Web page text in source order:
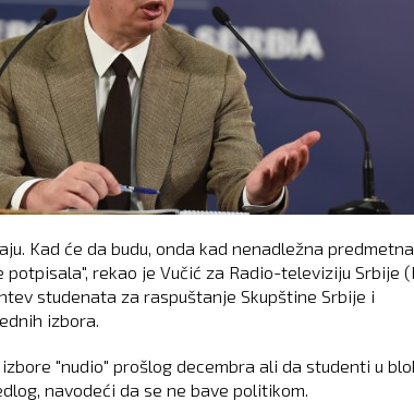
Kad će da budu, onda kad nenadležna predmetna
rekao je Vučić za Radio-televiziju Srbije
studenata za raspuštanje Skupštine Srbije i
izbora.
"nudio" prošlog decembra ali da studenti u
navodeći da se ne bave politikom.